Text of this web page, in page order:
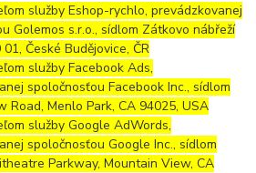
služby Eshop-rychlo, prevádzkovanej
Golemos s.r.o., sídlom Zátkovo nábřeží
České Budějovice, ČR
služby Facebook Ads,
spoločnosťou Facebook Inc., sídlom
Road, Menlo Park, CA 94025, USA
služby Google AdWords,
spoločnosťou Google Inc., sídlom
Parkway, Mountain View, CA